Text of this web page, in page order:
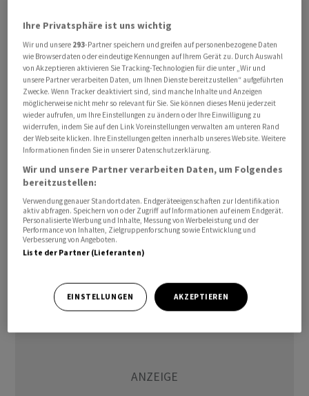
ihrer Zusatzkosten mittels Effizienzmassnahmen
kompensieren müssen.
Der Preisüberwacher teilte mit, er habe die
Forderungen der Post "deutlich bremsen" können. Im
Ergebnis der Verhandlungen seien die Preiserhöhungen
rund 70 Millionen tiefer ausgefallen, als von der Post
beantragt.
So habe die Post die Preise für einen A-Post-
wollen. Nun habe man sich auf 1.20 Franken geeinigt.
Und der Tarif für einen B-Post-Standardbrief steige von
heute 0,90 Franken auf 1 Franken statt wie von der Post
beantragt auf 1,10 Franken.
Ihre Privatsphäre ist uns wichtig
Wir und unsere 293-Partner speichern und greifen auf personenbezogene Daten
wie Browserdaten oder eindeutige Kennungen auf Ihrem Gerät zu. Durch Auswahl
von Akzeptieren aktivieren Sie Tracking-Technologien für die unter „Wir und
unsere Partner verarbeiten Daten, um Ihnen Dienste bereitzustellen“ aufgeführten
Zwecke. Wenn Tracker deaktiviert sind, sind manche Inhalte und Anzeigen
möglicherweise nicht mehr so relevant für Sie. Sie können dieses Menü jederzeit
wieder aufrufen, um Ihre Einstellungen zu ändern oder Ihre Einwilligung zu
widerrufen, indem Sie auf den Link Voreinstellungen verwalten am unteren Rand
der Webseite klicken. Ihre Einstellungen gelten innerhalb unseres Website. Weitere
Informationen finden Sie in unserer Datenschutzerklärung.
Wir und unsere Partner verarbeiten Daten, um Folgendes
bereitzustellen:
Verwendung genauer Standortdaten. Endgeräteeigenschaften zur Identifikation
aktiv abfragen. Speichern von oder Zugriff auf Informationen auf einem Endgerät.
Personalisierte Werbung und Inhalte, Messung von Werbeleistung und der
Performance von Inhalten, Zielgruppenforschung sowie Entwicklung und
Verbesserung von Angeboten.
Liste der Partner (Lieferanten)
EINSTELLUNGEN AKZEPTIEREN